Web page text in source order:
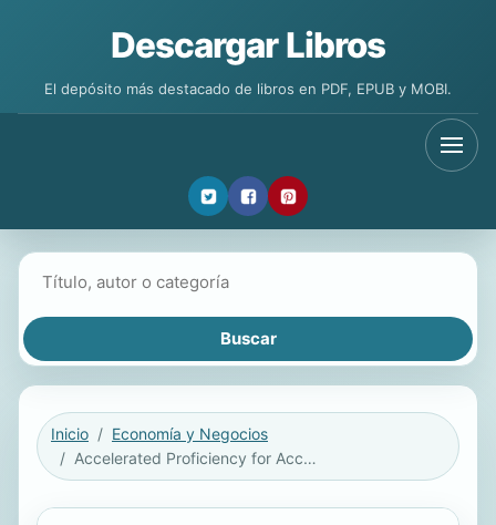
Descargar Libros
El depósito más destacado de libros en PDF, EPUB y MOBI.
Inicio
Economía y Negocios
Accelerated Proficiency for Accelerated Times